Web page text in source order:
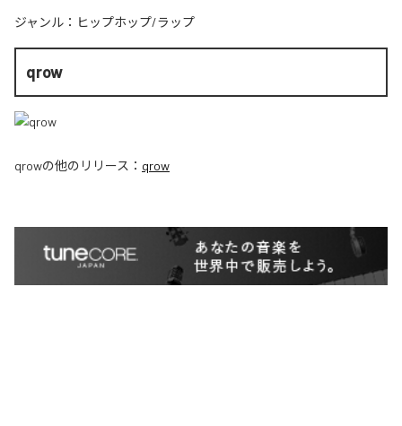
ジャンル： ヒップホップ/ラップ
qrow
qrowの他のリリース： qrow